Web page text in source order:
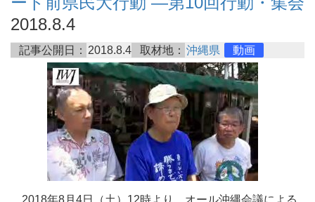
2018.8.4
記事公開日： 2018.8.4 取材地： 沖縄県 動画
2018年8月4日（土）12時より、オール沖縄会議による